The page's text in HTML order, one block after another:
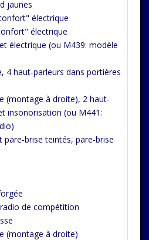
jaunes
électrique
électrique
électrique (ou M439: modèle
4 haut-parleurs dans portières
(montage à droite), 2 haut-
insonorisation (ou M441:
pare-brise teintés, pare-brise
de compétition
(montage à droite)